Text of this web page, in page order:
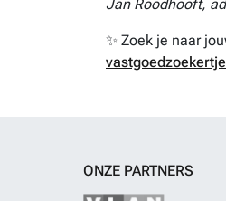
Jan Roodhooft,
✨ Zoek je naar
ONZE PARTNERS